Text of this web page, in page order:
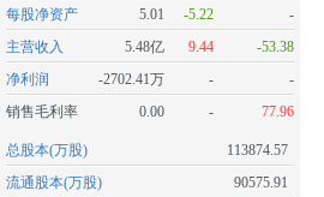
每股净资产
5.01 -5.22
-
主营收入
5.48亿 9.44
-53.38
净利润
-2702.41万 -
-
销售毛利率
0.00 - 77.96
总股本(万股)
113874.57
流通股本(万股)
90575.91